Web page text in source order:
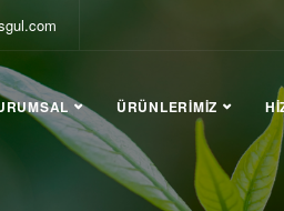
ÜRÜNLERIMIZ